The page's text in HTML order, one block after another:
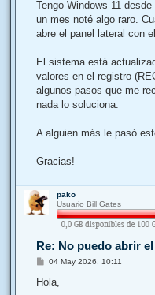
j
Tengo Windows 11
un mes noté algo raro.
abre el panel lateral con
El sistema está
valores en el registro
algunos pasos que me
nada lo soluciona.
A alguien más le pasó
Gracias!
pako
Usuario Bill Gates
Re: No puedo abrir
M
n
04 May 2026, 10:11
Hola,